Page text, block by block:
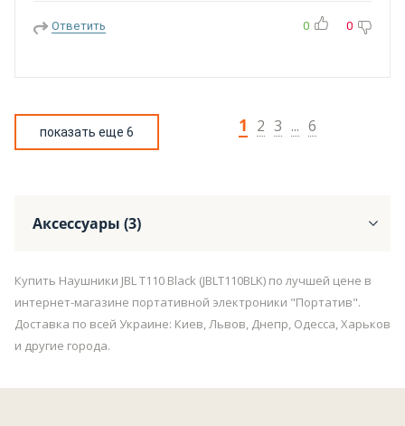
Ответить 0 0
показать еще 6 1 2 3 ... 6
Аксессуары (3)
Купить Наушники JBL T110 Black (JBLT110BLK) по лучшей цене в
интернет-магазине портативной электроники "Портатив".
Доставка по всей Украине: Киев, Львов, Днепр, Одесса, Харьков
и другие города.